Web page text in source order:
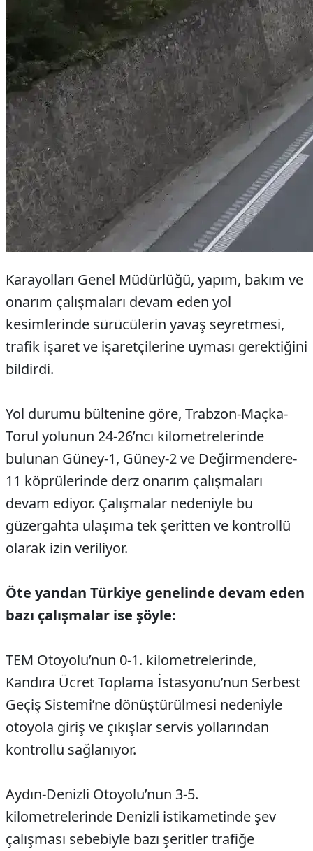
Karayolları Genel Müdürlüğü, yapım, bakım ve
onarım çalışmaları devam eden yol
kesimlerinde sürücülerin yavaş seyretmesi,
trafik işaret ve işaretçilerine uyması gerektiğini
bildirdi.
Yol durumu bültenine göre, Trabzon-Maçka-
Torul yolunun 24-26’ncı kilometrelerinde
bulunan Güney-1, Güney-2 ve Değirmendere-
11 köprülerinde derz onarım çalışmaları
devam ediyor. Çalışmalar nedeniyle bu
güzergahta ulaşıma tek şeritten ve kontrollü
olarak izin veriliyor.
Öte yandan Türkiye genelinde devam eden
bazı çalışmalar ise şöyle:
TEM Otoyolu’nun 0-1. kilometrelerinde,
Kandıra Ücret Toplama İstasyonu’nun Serbest
Geçiş Sistemi’ne dönüştürülmesi nedeniyle
otoyola giriş ve çıkışlar servis yollarından
kontrollü sağlanıyor.
Aydın-Denizli Otoyolu’nun 3-5.
kilometrelerinde Denizli istikametinde şev
çalışması sebebiyle bazı şeritler trafiğe